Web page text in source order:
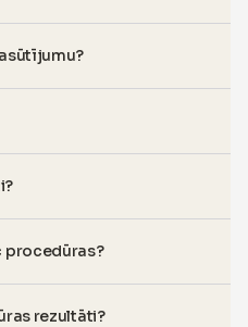
procedūras?
rezultāti?